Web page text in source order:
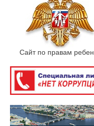
Сайт по правам